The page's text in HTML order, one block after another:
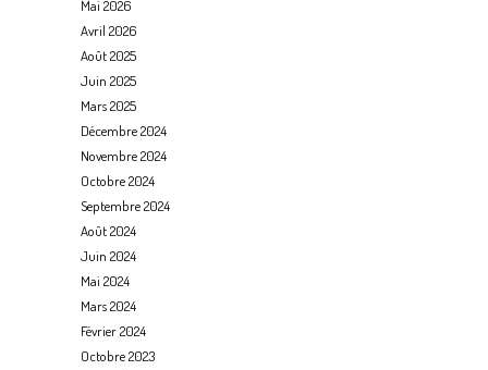
Mai 2026
Avril 2026
Août 2025
Juin 2025
Mars 2025
Décembre 2024
Novembre 2024
Octobre 2024
Septembre 2024
Août 2024
Juin 2024
Mai 2024
Mars 2024
Février 2024
Octobre 2023